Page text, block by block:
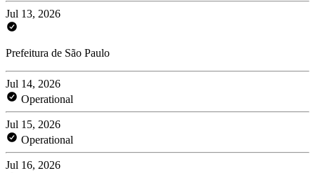
Jul 13, 2026
Prefeitura de São Paulo
Jul 14, 2026
Operational
Jul 15, 2026
Operational
Jul 16, 2026